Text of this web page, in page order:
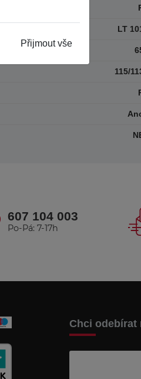
LT
115/
Přijmout vše
607 104 003
Po-Pá: 7-17h
Chci odebírat